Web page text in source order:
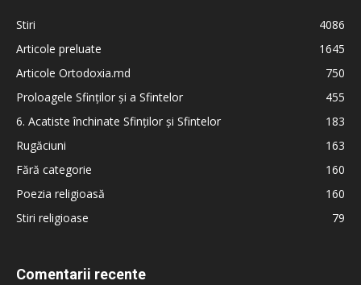
Stiri
4086
Articole preluate
1645
Articole Ortodoxia.md
750
Proloagele Sfinților și a Sfintelor
455
6. Acatiste închinate Sfinților și Sfintelor
183
Rugăciuni
163
Fără categorie
160
Poezia religioasă
160
Stiri religioase
79
Comentarii recente